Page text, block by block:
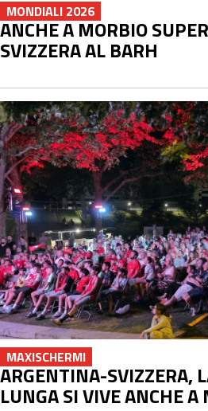
MONDIALI 2026
ANCHE A MORBIO
SVIZZERA AL BARH
MAXISCHERMI
ARGENTINA-SVIZZERA,
LUNGA SI VIVE ANCHE